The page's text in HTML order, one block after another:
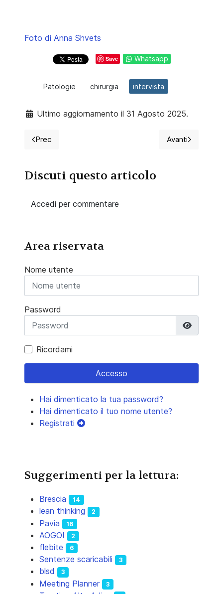
Foto di Anna Shvets
Save Whatsapp
Patologie chirurgia intervista
Ultimo aggiornamento il 31 Agosto 2025.
Articolo precedente: Quiet Quitting: quando "fare il
Prec Articolo
Avanti
Discuti questo articolo
Accedi per commentare
Area riservata
Nome utente
Password
Ricordami
Accesso
Hai dimenticato la tua password?
Hai dimenticato il tuo nome utente?
Registrati
Suggerimenti per la lettura:
Brescia 14
lean thinking 2
Pavia 16
AOGOI 2
flebite 6
Sentenze scaricabili 3
blsd 3
Meeting Planner 3